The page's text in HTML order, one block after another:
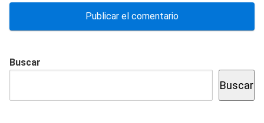
Buscar
Buscar